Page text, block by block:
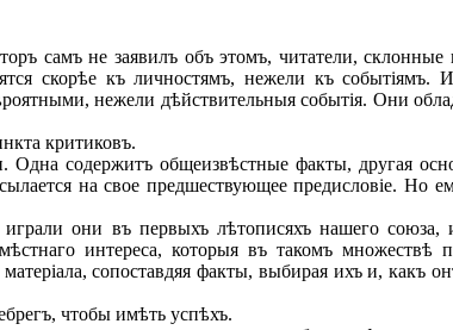
самъ не заявилъ объ этомъ, читатели,
скорѣе къ личностямъ, нежели къ
нежели дѣйствительныя событія. Они
критиковъ.
содержитъ общеизвѣстные факты, другая
на свое предшествующее предисловіе.
они въ первыхъ лѣтописяхъ нашего союза,
интереса, которыя въ такомъ
сопоставдяя факты, выбирая ихъ и, какъ
чтобы имѣть успѣхъ.